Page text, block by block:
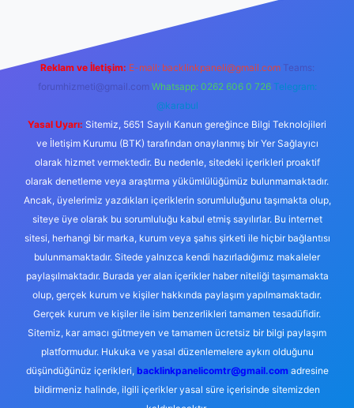
Reklam ve İletişim: E-mail: backlinkpaneli@gmail.com Teams:
forumhizmeti@gmail.com Whatsapp: 0262 606 0 726 Telegram:
@karabul
Yasal Uyarı: Sitemiz, 5651 Sayılı Kanun gereğince Bilgi Teknolojileri
ve İletişim Kurumu (BTK) tarafından onaylanmış bir Yer Sağlayıcı
olarak hizmet vermektedir. Bu nedenle, sitedeki içerikleri proaktif
olarak denetleme veya araştırma yükümlülüğümüz bulunmamaktadır.
Ancak, üyelerimiz yazdıkları içeriklerin sorumluluğunu taşımakta olup,
siteye üye olarak bu sorumluluğu kabul etmiş sayılırlar. Bu internet
sitesi, herhangi bir marka, kurum veya şahıs şirketi ile hiçbir bağlantısı
bulunmamaktadır. Sitede yalnızca kendi hazırladığımız makaleler
paylaşılmaktadır. Burada yer alan içerikler haber niteliği taşımamakta
olup, gerçek kurum ve kişiler hakkında paylaşım yapılmamaktadır.
Gerçek kurum ve kişiler ile isim benzerlikleri tamamen tesadüfidir.
Sitemiz, kar amacı gütmeyen ve tamamen ücretsiz bir bilgi paylaşım
platformudur. Hukuka ve yasal düzenlemelere aykırı olduğunu
düşündüğünüz içerikleri, backlinkpanelicomtr@gmail.comadresine
bildirmeniz halinde, ilgili içerikler yasal süre içerisinde sitemizden